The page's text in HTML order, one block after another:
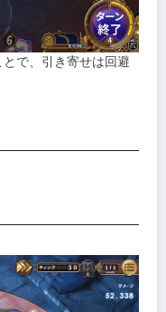
で、引き寄せは回避